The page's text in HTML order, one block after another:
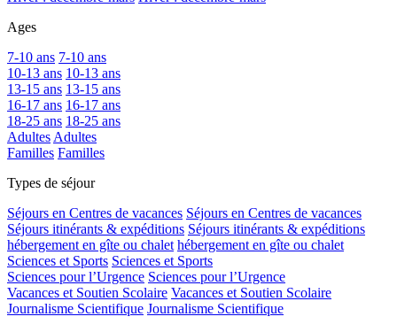
Ages
7-10 ans 7-10 ans
10-13 ans 10-13 ans
13-15 ans 13-15 ans
16-17 ans 16-17 ans
18-25 ans 18-25 ans
Adultes Adultes
Familles Familles
Types de séjour
Séjours en Centres de vacances Séjours en Centres de vacances
Séjours itinérants & expéditions Séjours itinérants & expéditions
hébergement en gîte ou chalet hébergement en gîte ou chalet
Sciences et Sports Sciences et Sports
Sciences pour l’Urgence Sciences pour l’Urgence
Vacances et Soutien Scolaire Vacances et Soutien Scolaire
Journalisme Scientifique Journalisme Scientifique